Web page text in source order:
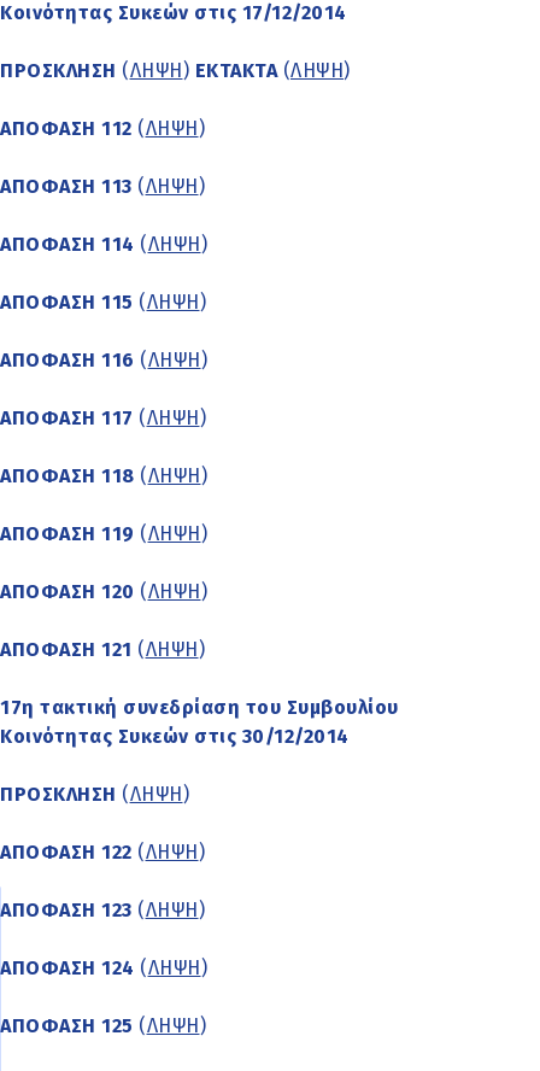
Κοινότητας Συκεών στις 17/12/2014
ΠΡΟΣΚΛΗΣΗ (ΛΗΨΗ ) ΕΚΤΑΚΤΑ(ΛΗΨΗ )
ΑΠΟΦΑΣΗ 112 (ΛΗΨΗ )
ΑΠΟΦΑΣΗ 113 (ΛΗΨΗ )
ΑΠΟΦΑΣΗ 114 (ΛΗΨΗ )
ΑΠΟΦΑΣΗ 115 (ΛΗΨΗ )
ΑΠΟΦΑΣΗ 116 (ΛΗΨΗ )
ΑΠΟΦΑΣΗ 117 (ΛΗΨΗ )
ΑΠΟΦΑΣΗ 118 (ΛΗΨΗ )
ΑΠΟΦΑΣΗ 119 (ΛΗΨΗ )
ΑΠΟΦΑΣΗ 120 (ΛΗΨΗ )
ΑΠΟΦΑΣΗ 121 (ΛΗΨΗ )
17η τακτική συνεδρίαση του Συμβουλίου
Κοινότητας Συκεών στις 30/12/2014
ΠΡΟΣΚΛΗΣΗ (ΛΗΨΗ )
ΑΠΟΦΑΣΗ 122 (ΛΗΨΗ )
ΑΠΟΦΑΣΗ 123 (ΛΗΨΗ )
ΑΠΟΦΑΣΗ 124 (ΛΗΨΗ )
ΑΠΟΦΑΣΗ 125 (ΛΗΨΗ )